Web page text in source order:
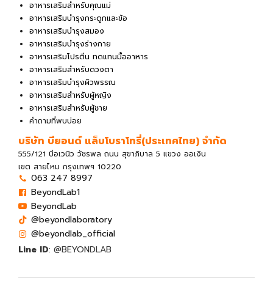
อาหารเสริมสำหรับคุณแม่
อาหารเสริมบำรุงกระดูกและข้อ
อาหารเสริมบำรุงสมอง
อาหารเสริมบำรุงร่างกาย
อาหารเสริมโปรตีน ทดแทนมื้ออาหาร
อาหารเสริมสำหรับดวงตา
อาหารเสริมบำรุงผิวพรรณ
อาหารเสริมสำหรับผู้หญิง
อาหารเสริมสำหรับผู้ชาย
คำถามที่พบบ่อย
บริษัท บียอนด์ แล็บโบราโทรี่(ประเทศไทย) จํากัด
555/121 บีอเวนิว วัชรพล ถนน สุขาภิบาล 5 แขวง ออเงิน
เขต สายไหม กรุงเทพฯ 10220
063 247 8997
BeyondLab1
BeyondLab
@beyondlaboratory
@beyondlab_official
Line ID: @BEYONDLAB